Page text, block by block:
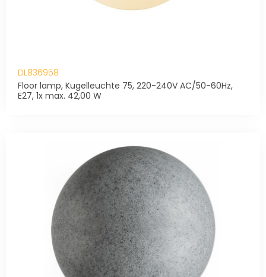
DL836958
Floor lamp, Kugelleuchte 75, 220-240V AC/50-60Hz,
E27, 1x max. 42,00 W